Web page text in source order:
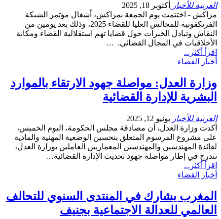
العربية للأخبار
أكتوبر 18, 2025
مراكش - اختتمت يوم الجمعة بمراكش، أشغال مؤتمر الشبكة
الفرنكفونية للمجالس العليا للقضاء 2025، وذلك بعد يومين من
النقاش وتبادل الخبرات حول قضايا تهم استقلالية القضاء ومكانة
الأخلاقيات في المجال القضائي. …
اقرأ أكثر...
أخبار القضاء
وزارة العدل: مواصلة جهود الارتقاء بالموارد
البشرية للإدارة القضائية
العربية للأخبار يونيو 12, 2025
أكدت وزارة العدل، أن مصادقة مجلس الحكومة، اليوم الخميس،
على مشروع المرسوم المتعلق بتحسين الوضعية المهنية والمادية
لفائدة المهندسين والمهندسين المعماريين العاملين بوزارة العدل،
تندرج في إطار مواصلة جهود تحديث الإدارة القضائية…
اقرأ أكثر...
أخبار القضاء
المغرب يشارك في المنتدى السنوي للتحالف
العالمي للعدالة الاجتماعية بجنيف